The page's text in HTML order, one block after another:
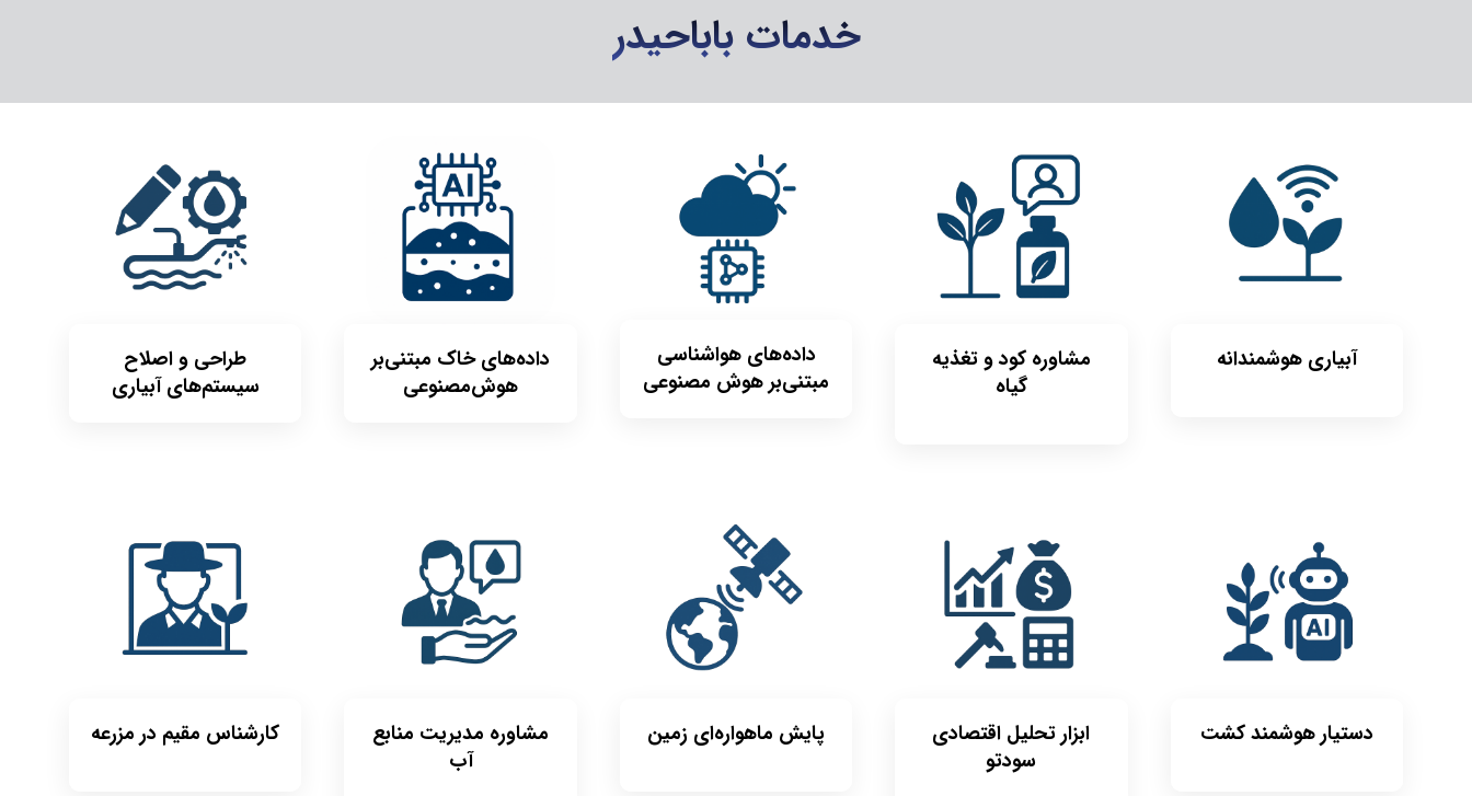
خدمات باباحیدر
آبیاری هوشمندانه
مشاوره کود و تغذیه
گیاه
داده‌های هواشناسی
مبتنی‌بر هوش مصنوعی
داده‌های خاک مبتنی‌‌‌بر
هوش‌مصنوعی
طراحی و اصلاح
سیستم‌های آبیاری
دستیار هوشمند کشت
ابزار تحلیل اقتصادی
سودتو
پایش ماهواره‌‌ای زمین
مشاوره مدیریت منابع
آب
کارشناس مقیم در مزرعه